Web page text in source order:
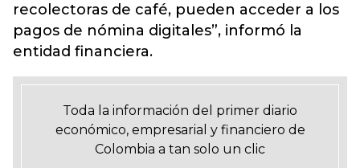
recolectoras de café, pueden acceder a los
pagos de nómina digitales”, informó la
entidad financiera.
Toda la información del primer diario
económico, empresarial y financiero de
Colombia a tan solo un clic